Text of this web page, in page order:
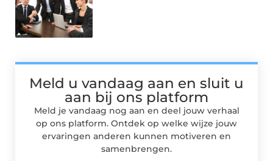
Meld u vandaag aan en sluit u
aan bij ons platform
Meld je vandaag nog aan en deel jouw verhaal
op ons platform. Ontdek op welke wijze jouw
ervaringen anderen kunnen motiveren en
samenbrengen.